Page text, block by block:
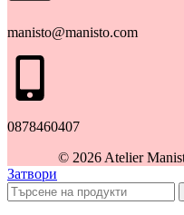
manisto@manisto.com
0878460407
© 2026 Atelier
Затвори